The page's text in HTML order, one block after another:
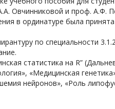
Овчинниковой и проф. А.Ф.
в ординатуре была
по специальности
статистика на R”
«Медицинская
нейронов», «Роль